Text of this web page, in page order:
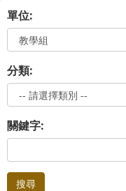
單位:
分類:
關鍵字:
搜尋